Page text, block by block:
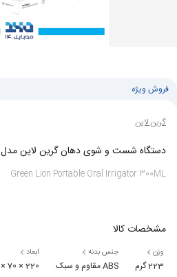
فروش ویژه
گرین لاین
دستگاه شست و شوی دهان گرین لاین مدل Portable Oral Irrigator
Green Lion Portable Oral Irrigator 300ML
مشخصات کالا
وزن
223 گرم
جنس بدنه
ABS مقاوم و سبک
ابعاد
220 × 70 × 70 میلی‌متر